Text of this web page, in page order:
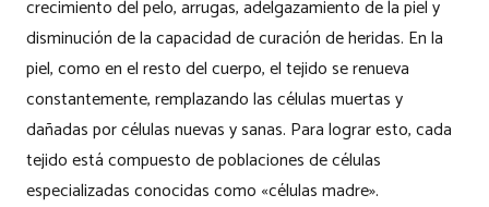
crecimiento del pelo, arrugas, adelgazamiento de la piel y
disminución de la capacidad de curación de heridas. En la
piel, como en el resto del cuerpo, el tejido se renueva
constantemente, remplazando las células muertas y
dañadas por células nuevas y sanas. Para lograr esto, cada
tejido está compuesto de poblaciones de células
especializadas conocidas como «células madre».